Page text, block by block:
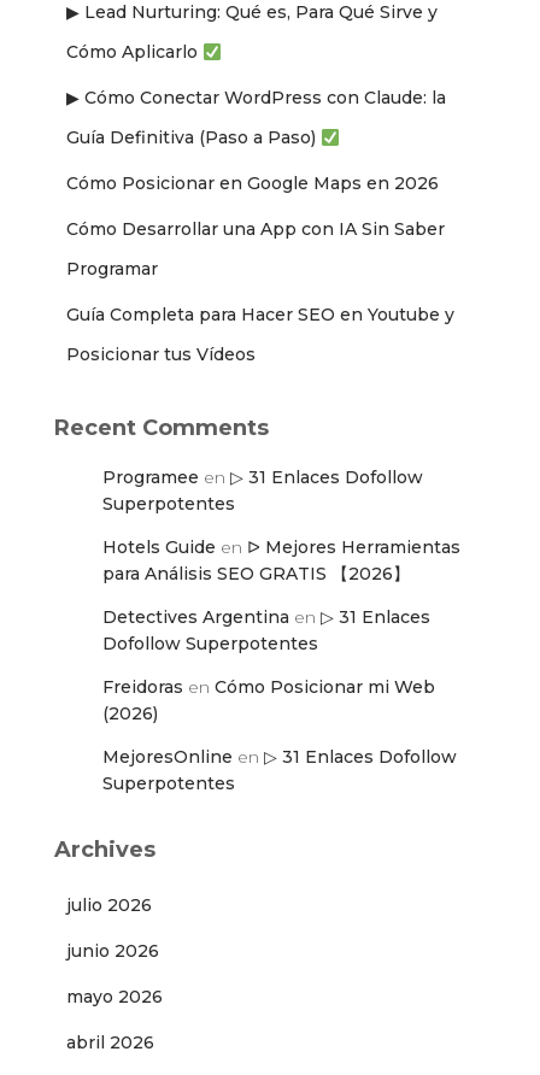
▶ Lead Nurturing: Qué es, Para Qué Sirve y
Cómo Aplicarlo
▶ Cómo Conectar WordPress con Claude: la
Guía Definitiva (Paso a Paso)
Cómo Posicionar en Google Maps en 2026
Cómo Desarrollar una App con IA Sin Saber
Programar
Guía Completa para Hacer SEO en Youtube y
Posicionar tus Vídeos
Recent Comments
Programee en ▷ 31 Enlaces Dofollow
Superpotentes
Hotels Guide en ᐅ Mejores Herramientas
para Análisis SEO GRATIS 【2026】
Detectives Argentina en ▷ 31 Enlaces
Dofollow Superpotentes
Freidoras en Cómo Posicionar mi Web
(2026)
MejoresOnline en ▷ 31 Enlaces Dofollow
Superpotentes
Archives
julio 2026
junio 2026
mayo 2026
abril 2026